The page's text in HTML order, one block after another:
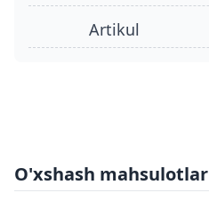
Artikul
O'xshash mahsulotlar